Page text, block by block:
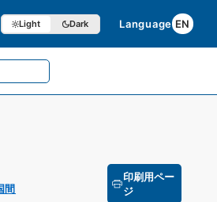
Light Dark Language EN
間
印刷用ペー
ジ